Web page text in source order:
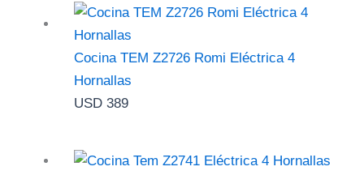
Cocina TEM Z2726 Romi Eléctrica 4
Hornallas
USD 389